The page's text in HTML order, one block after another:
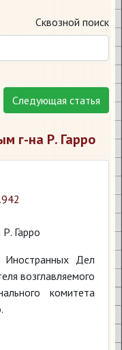
Сквозной поиск
Следующая статья
г-на Р. Гарро
Гарро
Дел
возглавляемого
комитета